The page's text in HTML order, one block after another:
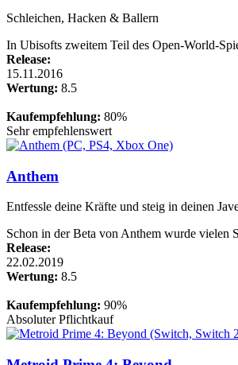
Schleichen, Hacken & Ballern
In Ubisofts zweitem Teil des Open-World-
Release:
15.11.2016
Wertung: 8.5
Kaufempfehlung: 80%
Sehr empfehlenswert
Anthem
Entfessle deine Kräfte und steig in deinen
Schon in der Beta von Anthem wurde vielen
Release:
22.02.2019
Wertung: 8.5
Kaufempfehlung: 90%
Absoluter Pflichtkauf